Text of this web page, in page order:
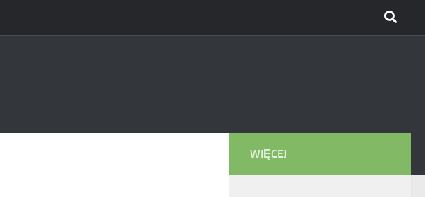
WIĘCEJ